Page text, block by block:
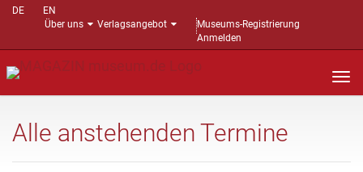
DE
EN
Über uns
Verlagsangebot
Museums-Registrierung
Anmelden
Alle anstehenden Termine